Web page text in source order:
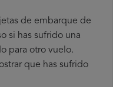
de embarque de
si has sufrido una
para otro vuelo.
que has sufrido